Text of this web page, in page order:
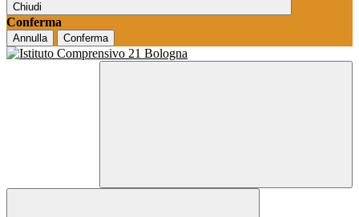
Chiudi
Conferma
Annulla Conferma